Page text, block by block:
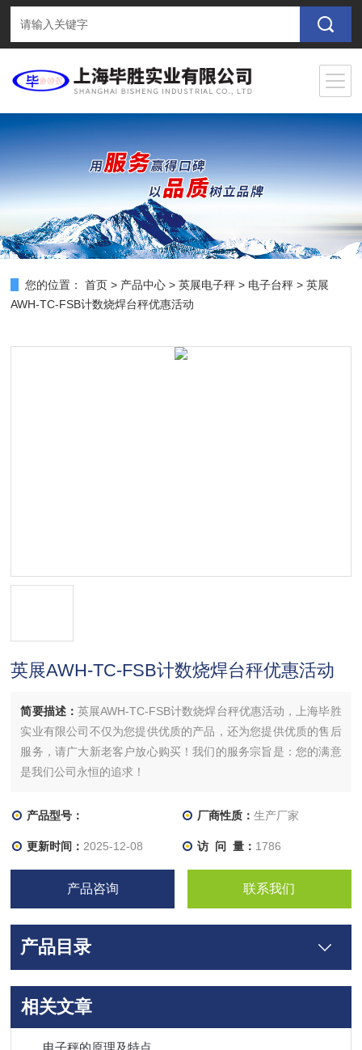
您的位置： 首页 > 产品中心 >英展电子秤 > 电子台秤 > 英展
AWH-TC-FSB计数烧焊台秤优惠活动
英展AWH-TC-FSB计数烧焊台秤优惠活动
简要描述： 英展AWH-TC-FSB计数烧焊台秤优惠活动，上海毕胜
实业有限公司不仅为您提供优质的产品，还为您提供优质的售后
服务，请广大新老客户放心购买！我们的服务宗旨是：您的满意
是我们公司永恒的追求！
产品型号： 厂商性质： 生产厂家
更新时间： 2025-12-08 访 问 量： 1786
产品咨询 联系我们
产品目录
相关文章
电子秤的原理及特点